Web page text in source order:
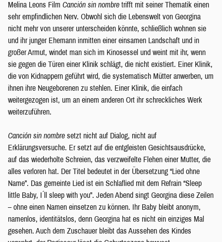
Melina Leons Film Canción sin nombre trifft mit seiner Thematik einen
sehr empfindlichen Nerv. Obwohl sich die Lebenswelt von Georgina
nicht mehr von unserer unterscheiden könnte, schließlich wohnen sie
und ihr junger Ehemann inmitten einer einsamen Landschaft und in
großer Armut, windet man sich im Kinosessel und weint mit ihr, wenn
sie gegen die Türen einer Klinik schlägt, die nicht existiert. Einer Klinik,
die von Kidnappern geführt wird, die systematisch Mütter anwerben, um
ihnen ihre Neugeborenen zu stehlen. Einer Klinik, die einfach
weitergezogen ist, um an einem anderen Ort ihr schreckliches Werk
weiterzuführen.
Canción sin nombre setzt nicht auf Dialog, nicht auf
Erklärungsversuche. Er setzt auf die entgleisten Gesichtsausdrücke,
auf das wiederholte Schreien, das verzweifelte Flehen einer Mutter, die
alles verloren hat. Der Titel bedeutet in der Übersetzung “Lied ohne
Name”. Das gemeinte Lied ist ein Schlaflied mit dem Refrain “Sleep
little Baby, I ́ll sleep with you”. Jeden Abend singt Georgina diese Zeilen
– ohne einen Namen einsetzen zu können. Ihr Baby bleibt anonym,
namenlos, identitätslos, denn Georgina hat es nicht ein einziges Mal
gesehen. Auch dem Zuschauer bleibt das Aussehen des Kindes